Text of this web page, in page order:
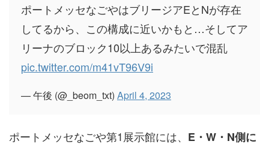
ポートメッセなごやはブリージアEとNが存在
してるから、この構成に近いかもと…そしてア
リーナのブロック10以上あるみたいで混乱
pic.twitter.com/m41vT96V9i
— 午後 (@_beom_txt) April 4, 2023
ポートメッセなごや第1展示館には、 E・W・N側に